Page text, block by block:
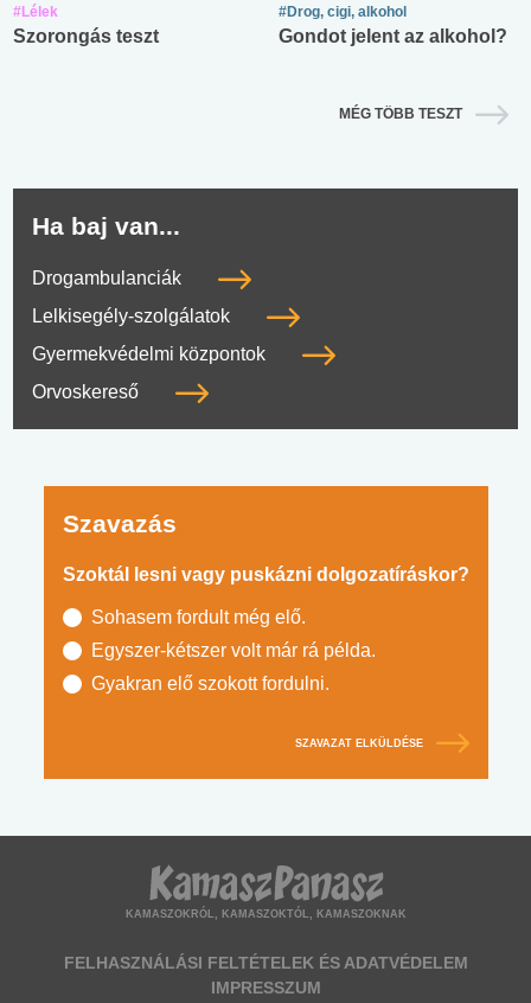
#Lélek
Szorongás teszt
#Drog, cigi, alkohol
Gondot jelent az alkohol?
MÉG TÖBB TESZT
Ha baj van...
Drogambulanciák
Lelkisegély-szolgálatok
Gyermekvédelmi központok
Orvoskereső
Szavazás
Szoktál lesni vagy puskázni dolgozatíráskor?
Sohasem fordult még elő.
Egyszer-kétszer volt már rá példa.
Gyakran elő szokott fordulni.
SZAVAZAT ELKÜLDÉSE
KAMASZOKRÓL, KAMASZOKTÓL, KAMASZOKNAK
FELHASZNÁLÁSI FELTÉTELEK ÉS ADATVÉDELEM
IMPRESSZUM